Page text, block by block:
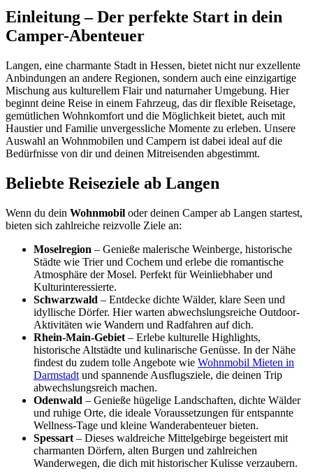
Einleitung – Der perfekte Start in dein
Camper-Abenteuer
Langen, eine charmante Stadt in Hessen, bietet nicht nur exzellente
Anbindungen an andere Regionen, sondern auch eine einzigartige
Mischung aus kulturellem Flair und naturnaher Umgebung. Hier
beginnt deine Reise in einem Fahrzeug, das dir flexible Reisetage,
gemütlichen Wohnkomfort und die Möglichkeit bietet, auch mit
Haustier und Familie unvergessliche Momente zu erleben. Unsere
Auswahl an Wohnmobilen und Campern ist dabei ideal auf die
Bedürfnisse von dir und deinen Mitreisenden abgestimmt.
Beliebte Reiseziele ab Langen
Wenn du dein Wohnmobil oder deinen Camper ab Langen startest,
bieten sich zahlreiche reizvolle Ziele an:
Moselregion – Genieße malerische Weinberge, historische
Städte wie Trier und Cochem und erlebe die romantische
Atmosphäre der Mosel. Perfekt für Weinliebhaber und
Kulturinteressierte.
Schwarzwald – Entdecke dichte Wälder, klare Seen und
idyllische Dörfer. Hier warten abwechslungsreiche Outdoor-
Aktivitäten wie Wandern und Radfahren auf dich.
Rhein-Main-Gebiet – Erlebe kulturelle Highlights,
historische Altstädte und kulinarische Genüsse. In der Nähe
findest du zudem tolle Angebote wie Wohnmobil Mieten in
Darmstadt und spannende Ausflugsziele, die deinen Trip
abwechslungsreich machen.
Odenwald – Genieße hügelige Landschaften, dichte Wälder
und ruhige Orte, die ideale Voraussetzungen für entspannte
Wellness-Tage und kleine Wanderabenteuer bieten.
Spessart – Dieses waldreiche Mittelgebirge begeistert mit
charmanten Dörfern, alten Burgen und zahlreichen
Wanderwegen, die dich mit historischer Kulisse verzaubern.